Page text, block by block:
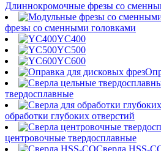
Длиннокромочные фрезы со
фрезы со сменными головками
YC400
YC500
YC600
твердосплавные
обработки глубоких отверстий
центровочные твердосплавные
Сверла HSS-